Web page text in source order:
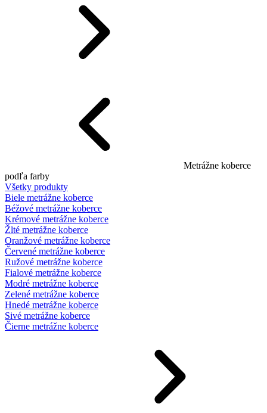
Metrážne koberce
podľa farby
Všetky produkty
Biele metrážne koberce
Béžové metrážne koberce
Krémové metrážne koberce
Žlté metrážne koberce
Oranžové metrážne koberce
Červené metrážne koberce
Ružové metrážne koberce
Fialové metrážne koberce
Modré metrážne koberce
Zelené metrážne koberce
Hnedé metrážne koberce
Sivé metrážne koberce
Čierne metrážne koberce